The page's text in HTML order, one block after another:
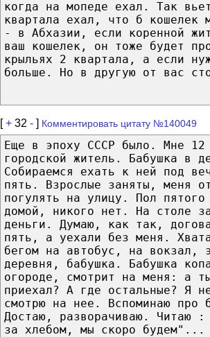
когда на мопеде ехал. Так
квартала ехал, что б кошелек
- в Абхазии, если коренной
ваш кошелек, он тоже будет
крыльях 2 квартала, а если
больше. Но в другую от вас
[+ 32 - ] Комментировать цитату №140049
Еще в эпоху СССР было. Мне
городской житель. Бабушка в
Собираемся ехать к ней под
пять. Взрослые заняты, меня
погулять на улицу. Пол пятого
домой, никого нет. На столе
деньги. Думаю, как так,
пять, а уехали без меня.
бегом на автобус, на вокзал,
деревня, бабушка. Бабушка
огороде, смотрит на меня: а
приехал? А где остальные? Я
смотрю на нее. Вспоминаю про
Достаю, разворачиваю. Читаю :
за хлебом, мы скоро будем"...